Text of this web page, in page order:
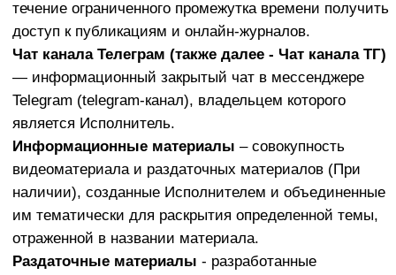
гражданин, личным творческим трудом которого
имя которого указано на соответствующем
результате интеллектуальной деятельности.
Исполнитель
- сторона по настоящему договору,
Индивидуальный предприниматель Заварзин
Максим Сергеевич ( ИНН 180805695849, ОГРНИП
320183200037156).
достигшее возраста 18 лет, индивидуальный
предприниматель или организация, безоговорочно
принявшие условия настоящей Оферты.
Верификация Заказчика
направленных на идентификацию Заказчика, как
лица, совершившего акцепт настоящей оферты.
совершенному договору Заказчиком считается то